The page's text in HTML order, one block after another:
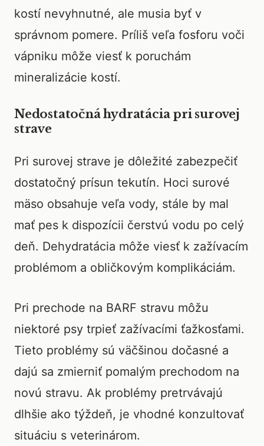
kostí nevyhnutné, ale musia byť v
správnom pomere. Príliš veľa fosforu voči
vápniku môže viesť k poruchám
mineralizácie kostí.
Nedostatočná hydratácia pri surovej
strave
Pri surovej strave je dôležité zabezpečiť
dostatočný prísun tekutín. Hoci surové
mäso obsahuje veľa vody, stále by mal
mať pes k dispozícii čerstvú vodu po celý
deň. Dehydratácia môže viesť k zažívacím
problémom a obličkovým komplikáciám.
Pri prechode na BARF stravu môžu
niektoré psy trpieť zažívacími ťažkosťami.
Tieto problémy sú väčšinou dočasné a
dajú sa zmierniť pomalým prechodom na
novú stravu. Ak problémy pretrvávajú
dlhšie ako týždeň, je vhodné konzultovať
situáciu s veterinárom.